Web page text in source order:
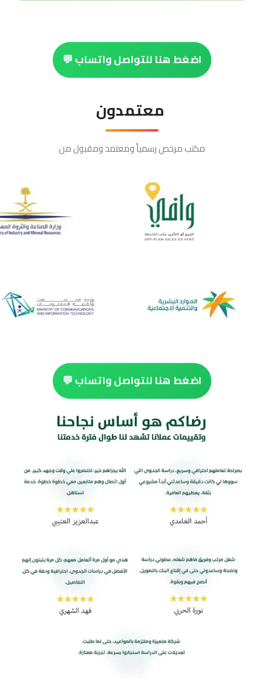
اضغط هنا للتواصل واتساب 💬
معتمدون
مكتب مرخص رسمياً ومعتمد ومقبول من
اضغط هنا للتواصل واتساب 💬